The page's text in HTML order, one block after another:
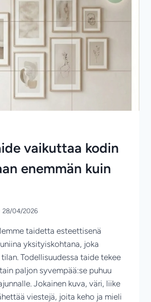
vaikuttaa kodin
enemmän kuin
28/04/2026
taidetta esteettisenä
yksityiskohtana, joka
Todellisuudessa taide tekee
paljon syvempää:se puhuu
Jokainen kuva, väri, liike
viestejä, joita keho ja mieli